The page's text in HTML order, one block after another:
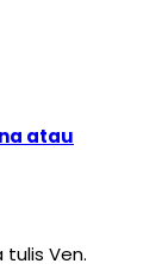
atau
tulis Ven.